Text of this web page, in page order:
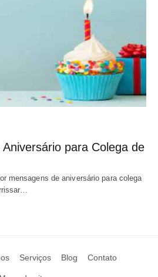
para Colega de
mensagens de aniversário para colega
Serviços Blog Contato